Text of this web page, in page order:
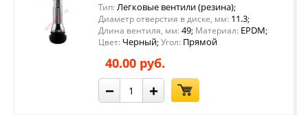
Тип: Легковые вентили (резина);
Диаметр отверстия в диске, мм: 11.3;
Длина вентиля, мм: 49; Материал: EPDM;
Цвет: Черный;Угол: Прямой
40.00 руб.
− +